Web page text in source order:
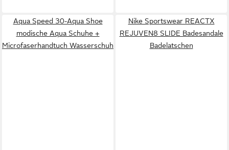
Aqua Speed 30-Aqua Shoe
modische Aqua Schuhe +
Microfaserhandtuch Wasserschuh
Nike Sportswear REACTX
REJUVEN8 SLIDE Badesandale
Badelatschen